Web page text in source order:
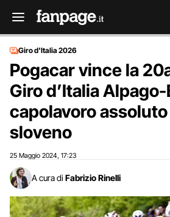
Giro d'Italia 2026
Pogacar vince la
Giro d’Italia
capolavoro
sloveno
25 Maggio 2024 17:23
A cura di Fabrizio Rinelli